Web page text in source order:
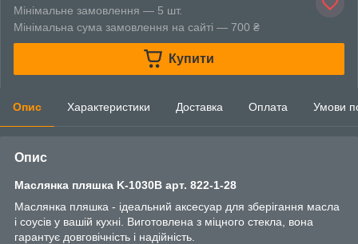
Мінімальне замовлення — 5 шт.
Мінімальна сума замовлення на сайті — 700 ₴
Купити
Опис Характеристики Доставка Оплата Умови
Опис
Маслянка пляшка K-1030В арт. 822-1-28
Маслянка пляшка - ідеальний аксесуар для зберігання масла
і соусів у вашій кухні. Виготовлена з міцного стекла, вона
гарантує довговічність і надійність.